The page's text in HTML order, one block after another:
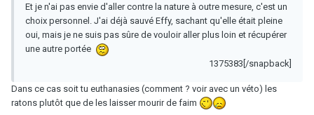
Et je n'ai pas envie d'aller contre la nature à outre mesure, c'est un
choix personnel. J'ai déjà sauvé Effy, sachant qu'elle était pleine
oui, mais je ne suis pas sûre de vouloir aller plus loin et récupérer
une autre portée
1375383[/snapback]
Dans ce cas soit tu euthanasies (comment ? voir avec un véto) les
ratons plutôt que de les laisser mourir de faim